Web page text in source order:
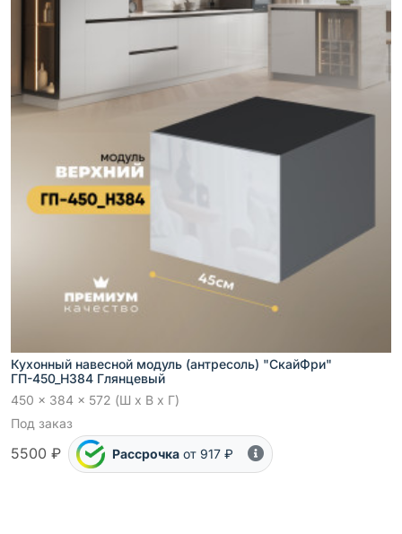
Кухонный навесной модуль (антресоль) "СкайФри"
ГП-450_Н384 Глянцевый
450 x 384 x 572 (Ш x В x Г)
Под заказ
5500 ₽ Рассрочка от 917 ₽